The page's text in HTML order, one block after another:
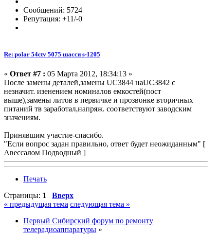
Сообщений: 5724
Репутация: +11/-0
Re: polar 54ctv 5075 шасси s-1205
« Ответ #7 : 05 Марта 2012, 18:34:13 »
После замены деталей,замены UC3844 наUC3842 с
незначит. изенением номиналов емкостей(пост
выше),замены литов в первичке и прозвонке вторичных
питаний тв заработал,напряж. соответствуют заводским
значениям.
Принявшим участие-спасибо.
"Если вопрос задан правильно, ответ будет неожиданным" [
Авессалом Подводный ]
Печать
Страницы: 1
Вверх
« предыдущая тема следующая тема »
Первый Сибирский форум по ремонту
телерадиоаппаратуры »